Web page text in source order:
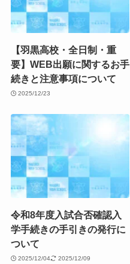
【羽黒高校・全日制・重
要】WEB出願に関するお手
続きと注意事項について
2025/12/23
令和8年度入試合否確認入
学手続きの手引きの発行に
ついて
2025/12/04 2025/12/09